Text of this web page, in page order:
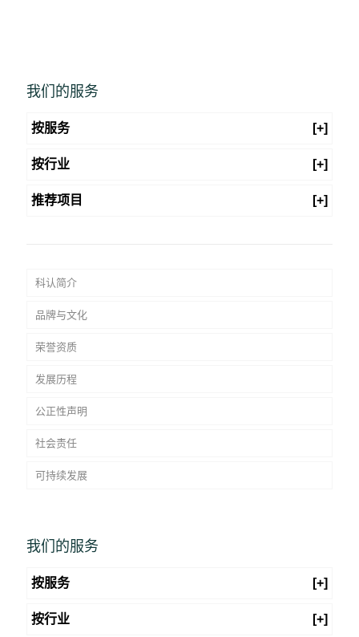
我们的服务
按服务 [+]
按行业 [+]
推荐项目 [+]
科认简介
品牌与文化
荣誉资质
发展历程
公正性声明
社会责任
可持续发展
我们的服务
按服务 [+]
按行业 [+]